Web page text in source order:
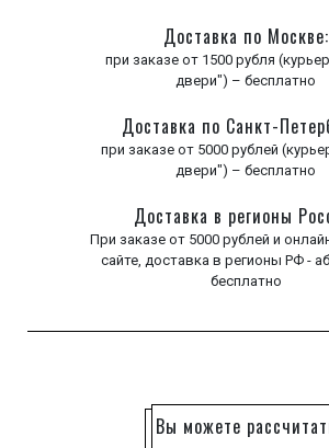
Доставка по Москве:
при заказе от 1500 рубля
двери") – бесплатно
Доставка по Санкт-
при заказе от 5000 рублей
двери") – бесплатно
Доставка в регионы
При заказе от 5000 рублей и
сайте, доставка в регионы РФ -
бесплатно
Вы можете